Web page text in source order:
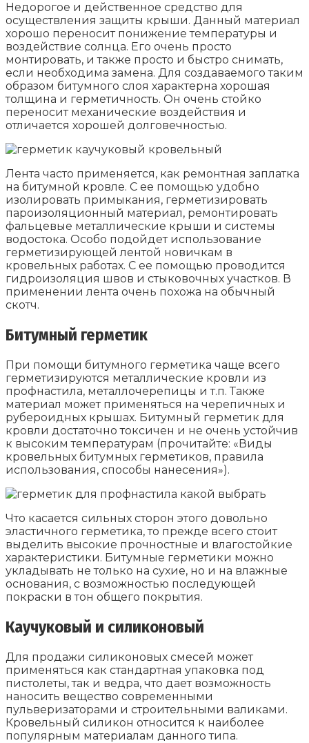
Недорогое и действенное средство для
осуществления защиты крыши. Данный материал
хорошо переносит понижение температуры и
воздействие солнца. Его очень просто
монтировать, и также просто и быстро снимать,
если необходима замена. Для создаваемого таким
образом битумного слоя характерна хорошая
толщина и герметичность. Он очень стойко
переносит механические воздействия и
отличается хорошей долговечностью.
Лента часто применяется, как ремонтная заплатка
на битумной кровле. С ее помощью удобно
изолировать примыкания, герметизировать
пароизоляционный материал, ремонтировать
фальцевые металлические крыши и системы
водостока. Особо подойдет использование
герметизирующей лентой новичкам в
кровельных работах. С ее помощью проводится
гидроизоляция швов и стыковочных участков. В
применении лента очень похожа на обычный
скотч.
Битумный герметик
При помощи битумного герметика чаще всего
герметизируются металлические кровли из
профнастила, металлочерепицы и т.п. Также
материал может применяться на черепичных и
рубероидных крышах. Битумный герметик для
кровли достаточно токсичен и не очень устойчив
к высоким температурам (прочитайте: «Виды
кровельных битумных герметиков, правила
использования, способы нанесения»).
Что касается сильных сторон этого довольно
эластичного герметика, то прежде всего стоит
выделить высокие прочностные и влагостойкие
характеристики. Битумные герметики можно
укладывать не только на сухие, но и на влажные
основания, с возможностью последующей
покраски в тон общего покрытия.
Каучуковый и силиконовый
Для продажи силиконовых смесей может
применяться как стандартная упаковка под
пистолеты, так и ведра, что дает возможность
наносить вещество современными
пульверизаторами и строительными валиками.
Кровельный силикон относится к наиболее
популярным материалам данного типа.